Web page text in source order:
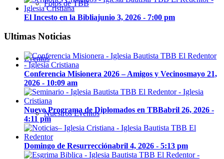
Fotos de TBB
Eventos
Nuestros Eventos
El Incesto en la Bibliajunio 3, 2026 - 7:00 pm
Ultimas Noticias
Conferencia Misionera 2026 – Amigos y Vecinosmayo 21,
2026 - 10:09 am
Nuevo Programa de Diplomados en TBBabril 26, 2026 -
4:11 pm
Domingo de Resurrecciónabril 4, 2026 - 5:13 pm